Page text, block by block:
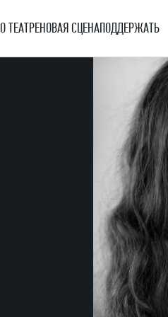
О ТЕАТРЕНОВАЯ СЦЕНАПОДДЕРЖАТЬ